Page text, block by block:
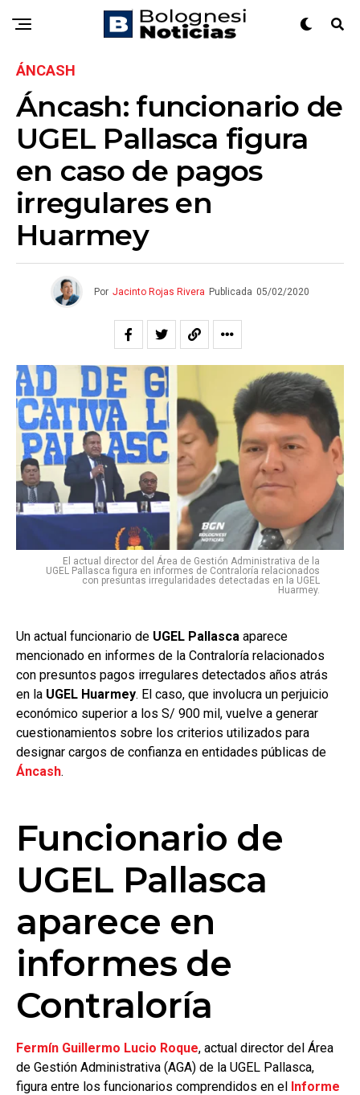
ÁNCASH
Áncash: funcionario de
UGEL Pallasca figura
en caso de pagos
irregulares en
Huarmey
Por Jacinto Rojas Rivera Publicada 05/02/2020
El actual director del Área de Gestión Administrativa de la
UGEL Pallasca figura en informes de Contraloría relacionados
con presuntas irregularidades detectadas en la UGEL
Huarmey.
Un actual funcionario de UGEL Pallasca aparece
mencionado en informes de la Contraloría relacionados
con presuntos pagos irregulares detectados años atrás
en la UGEL Huarmey. El caso, que involucra un perjuicio
económico superior a los S/ 900 mil, vuelve a generar
cuestionamientos sobre los criterios utilizados para
designar cargos de confianza en entidades públicas de
Áncash.
Funcionario de
UGEL Pallasca
aparece en
informes de
Contraloría
Fermín Guillermo Lucio Roque, actual director del Área
de Gestión Administrativa (AGA) de la UGEL Pallasca,
figura entre los funcionarios comprendidos en el Informe